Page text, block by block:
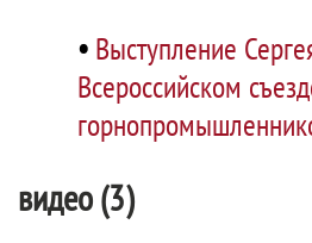
• Выступление
Всероссийском
видео (3)